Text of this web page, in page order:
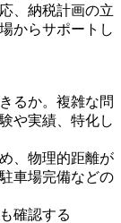
、納税計画の立
からサポートし
るか。複雑な問
や実績、特化し
、物理的距離が
車場完備などの
確認する